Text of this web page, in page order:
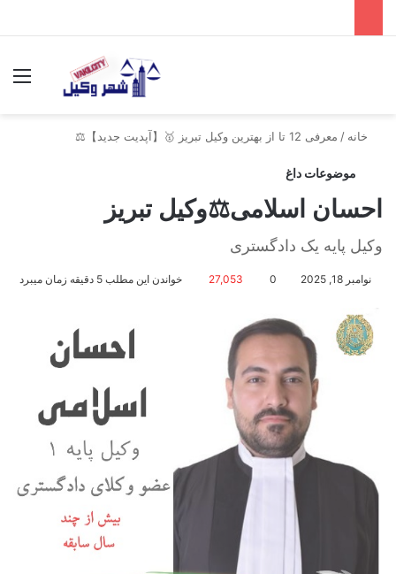
خانه / معرفی 12 تا از بهترین وکیل تبریز 🥇【آپدیت جدید】⚖️
موضوعات داغ
احسان اسلامی⚖️وکیل تبریز
وکیل پایه یک دادگستری
نوامبر 18, 2025 0
27,053 خواندن این مطلب 5 دقیقه زمان میبرد